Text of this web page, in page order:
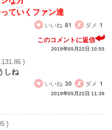
ていくファン達
いいね 81 ダメ 1
このコメントに返信
2019年05月22日 10:55
)
しね
いいね 30 ダメ 1
2019年05月22日 11:39
)